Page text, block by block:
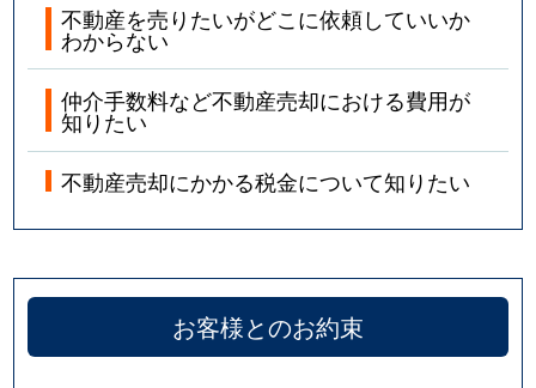
不動産を売りたいがどこに依頼していいか
わからない
仲介手数料など不動産売却における費用が
知りたい
不動産売却にかかる税金について知りたい
お客様とのお約束